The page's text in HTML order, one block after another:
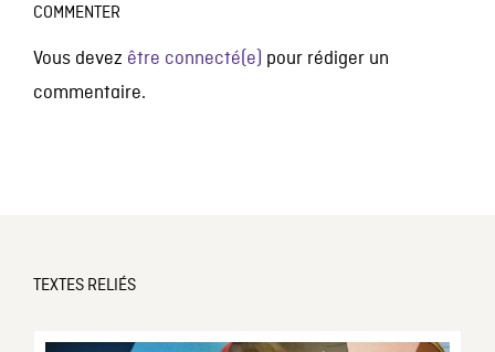
COMMENTER
Vous devez être connecté(e) pour rédiger un
commentaire.
TEXTES RELIÉS